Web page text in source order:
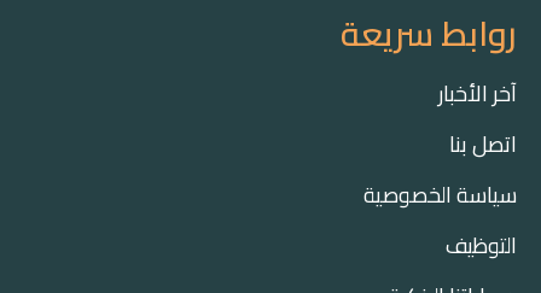
روابط سريعة
آخر الأخبار
اتصل بنا
سياسة الخصوصية
التوظيف